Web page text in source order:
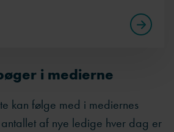
i medierne
kan følge med i mediernes
af nye ledige hver dag er